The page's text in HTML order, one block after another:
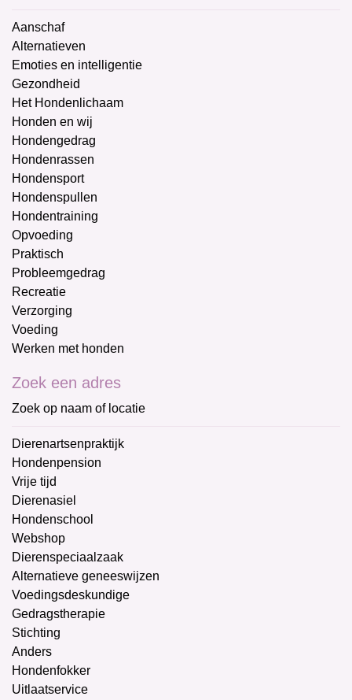
Aanschaf
Alternatieven
Emoties en intelligentie
Gezondheid
Het Hondenlichaam
Honden en wij
Hondengedrag
Hondenrassen
Hondensport
Hondenspullen
Hondentraining
Opvoeding
Praktisch
Probleemgedrag
Recreatie
Verzorging
Voeding
Werken met honden
Zoek een adres
Zoek op naam of locatie
Dierenartsenpraktijk
Hondenpension
Vrije tijd
Dierenasiel
Hondenschool
Webshop
Dierenspeciaalzaak
Alternatieve geneeswijzen
Voedingsdeskundige
Gedragstherapie
Stichting
Anders
Hondenfokker
Uitlaatservice